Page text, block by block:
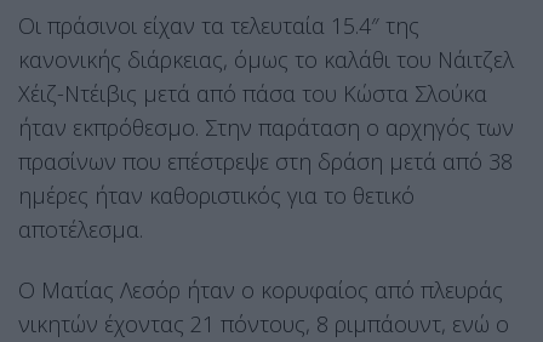
Οι πράσινοι είχαν τα τελευταία 15.4″ της
κανονικής διάρκειας, όμως το καλάθι του Νάιτζελ
Χέιζ-Ντέιβις μετά από πάσα του Κώστα Σλούκα
ήταν εκπρόθεσμο. Στην παράταση ο αρχηγός των
πρασίνων που επέστρεψε στη δράση μετά από 38
ημέρες ήταν καθοριστικός για το θετικό
αποτέλεσμα.
Ο Ματίας Λεσόρ ήταν ο κορυφαίος από πλευράς
νικητών έχοντας 21 πόντους, 8 ριμπάουντ, ενώ ο